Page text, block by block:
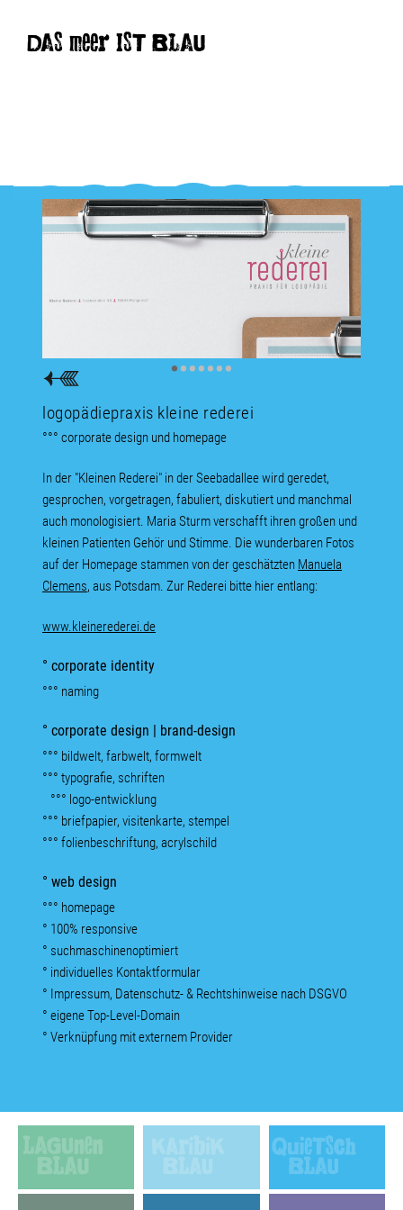
DAS meer IST BLAU
•••••••
logopädiepraxis kleine rederei
°°° corporate design und homepage
In der "Kleinen Rederei" in der Seebadallee wird geredet,
gesprochen, vorgetragen, fabuliert, diskutiert und manchmal
auch monologisiert. Maria Sturm verschafft ihren großen und
kleinen Patienten Gehör und Stimme. Die wunderbaren Fotos
auf der Homepage stammen von der geschätzten Manuela
Clemens, aus Potsdam. Zur Rederei bitte hier entlang:
www.kleinerederei.de
° corporate identity
°°° naming
° corporate design | brand-design
°°° bildwelt, farbwelt, formwelt
°°° typografie, schriften
°°° logo-entwicklung
°°° briefpapier, visitenkarte, stempel
°°° folienbeschriftung, acrylschild
° web design
°°° homepage
° 100% responsive
° suchmaschinenoptimiert
° individuelles Kontaktformular
° Impressum, Datenschutz- & Rechtshinweise nach DSGVO
° eigene Top-Level-Domain
° Verknüpfung mit externem Provider